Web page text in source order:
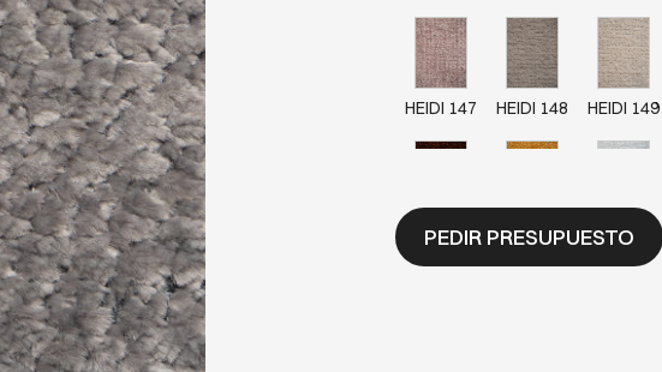
HEIDI 147 HEIDI 148 HEIDI 149
HEIDI 158 HEIDI 159 HEIDI 881
PEDIR PRESUPUESTO